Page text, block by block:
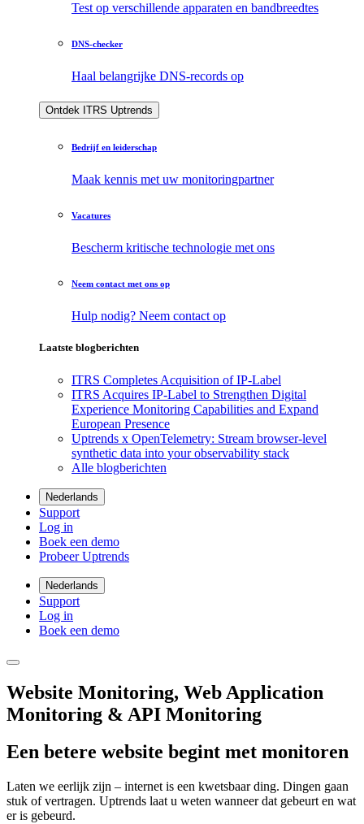
Test op verschillende apparaten en bandbreedtes
DNS-checker
Haal belangrijke DNS-records op
Ontdek ITRS Uptrends
Bedrijf en leiderschap
Maak kennis met uw monitoringpartner
Vacatures
Bescherm kritische technologie met ons
Neem contact met ons op
Hulp nodig? Neem contact op
Laatste blogberichten
ITRS Completes Acquisition of IP-Label
ITRS Acquires IP-Label to Strengthen Digital
Experience Monitoring Capabilities and Expand
European Presence
Uptrends x OpenTelemetry: Stream browser-level
synthetic data into your observability stack
Alle blogberichten
Nederlands
Support
Log in
Boek een demo
Probeer Uptrends
Nederlands
Support
Log in
Boek een demo
Website Monitoring, Web Application
Monitoring & API Monitoring
Een betere website begint met monitoren
Laten we eerlijk zijn – internet is een kwetsbaar ding. Dingen gaan
stuk of vertragen. Uptrends laat u weten wanneer dat gebeurt en wat
er is gebeurd.